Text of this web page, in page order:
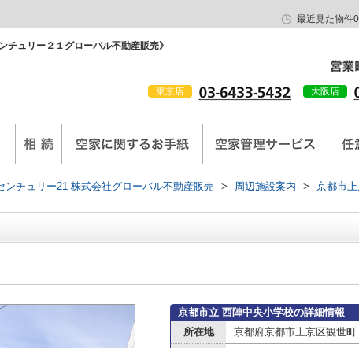
最近見た物件
ュリー２１グローバル不動産販売》
東京店 大阪店
チュリー21 株式会社グローバル不動産販売 > 周辺施設案内 > 京都市
京都市立 西陣中央小学校の詳細情報
所在地
京都府京都市上京区観世町